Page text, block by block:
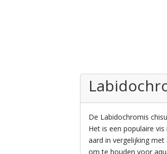
De Labidochromis
Het is een populaire
aard in vergelijking
om te houden voor